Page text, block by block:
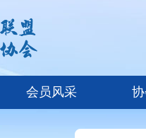
会员风采